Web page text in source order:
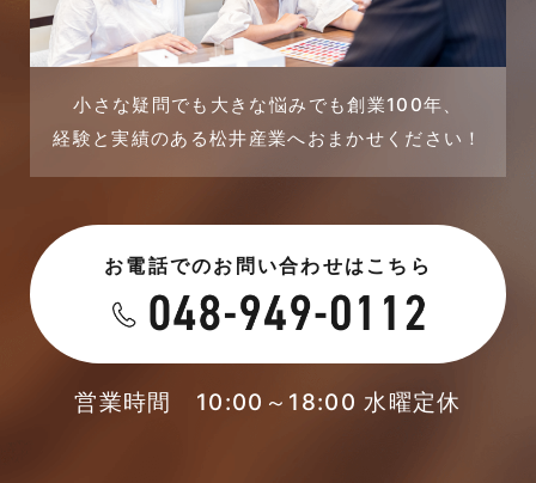
小さな疑問でも大きな悩みでも創業100年、
経験と実績のある松井産業へおまかせください！
お電話でのお問い合わせはこちら
営業時間 10:00～18:00 水曜定休